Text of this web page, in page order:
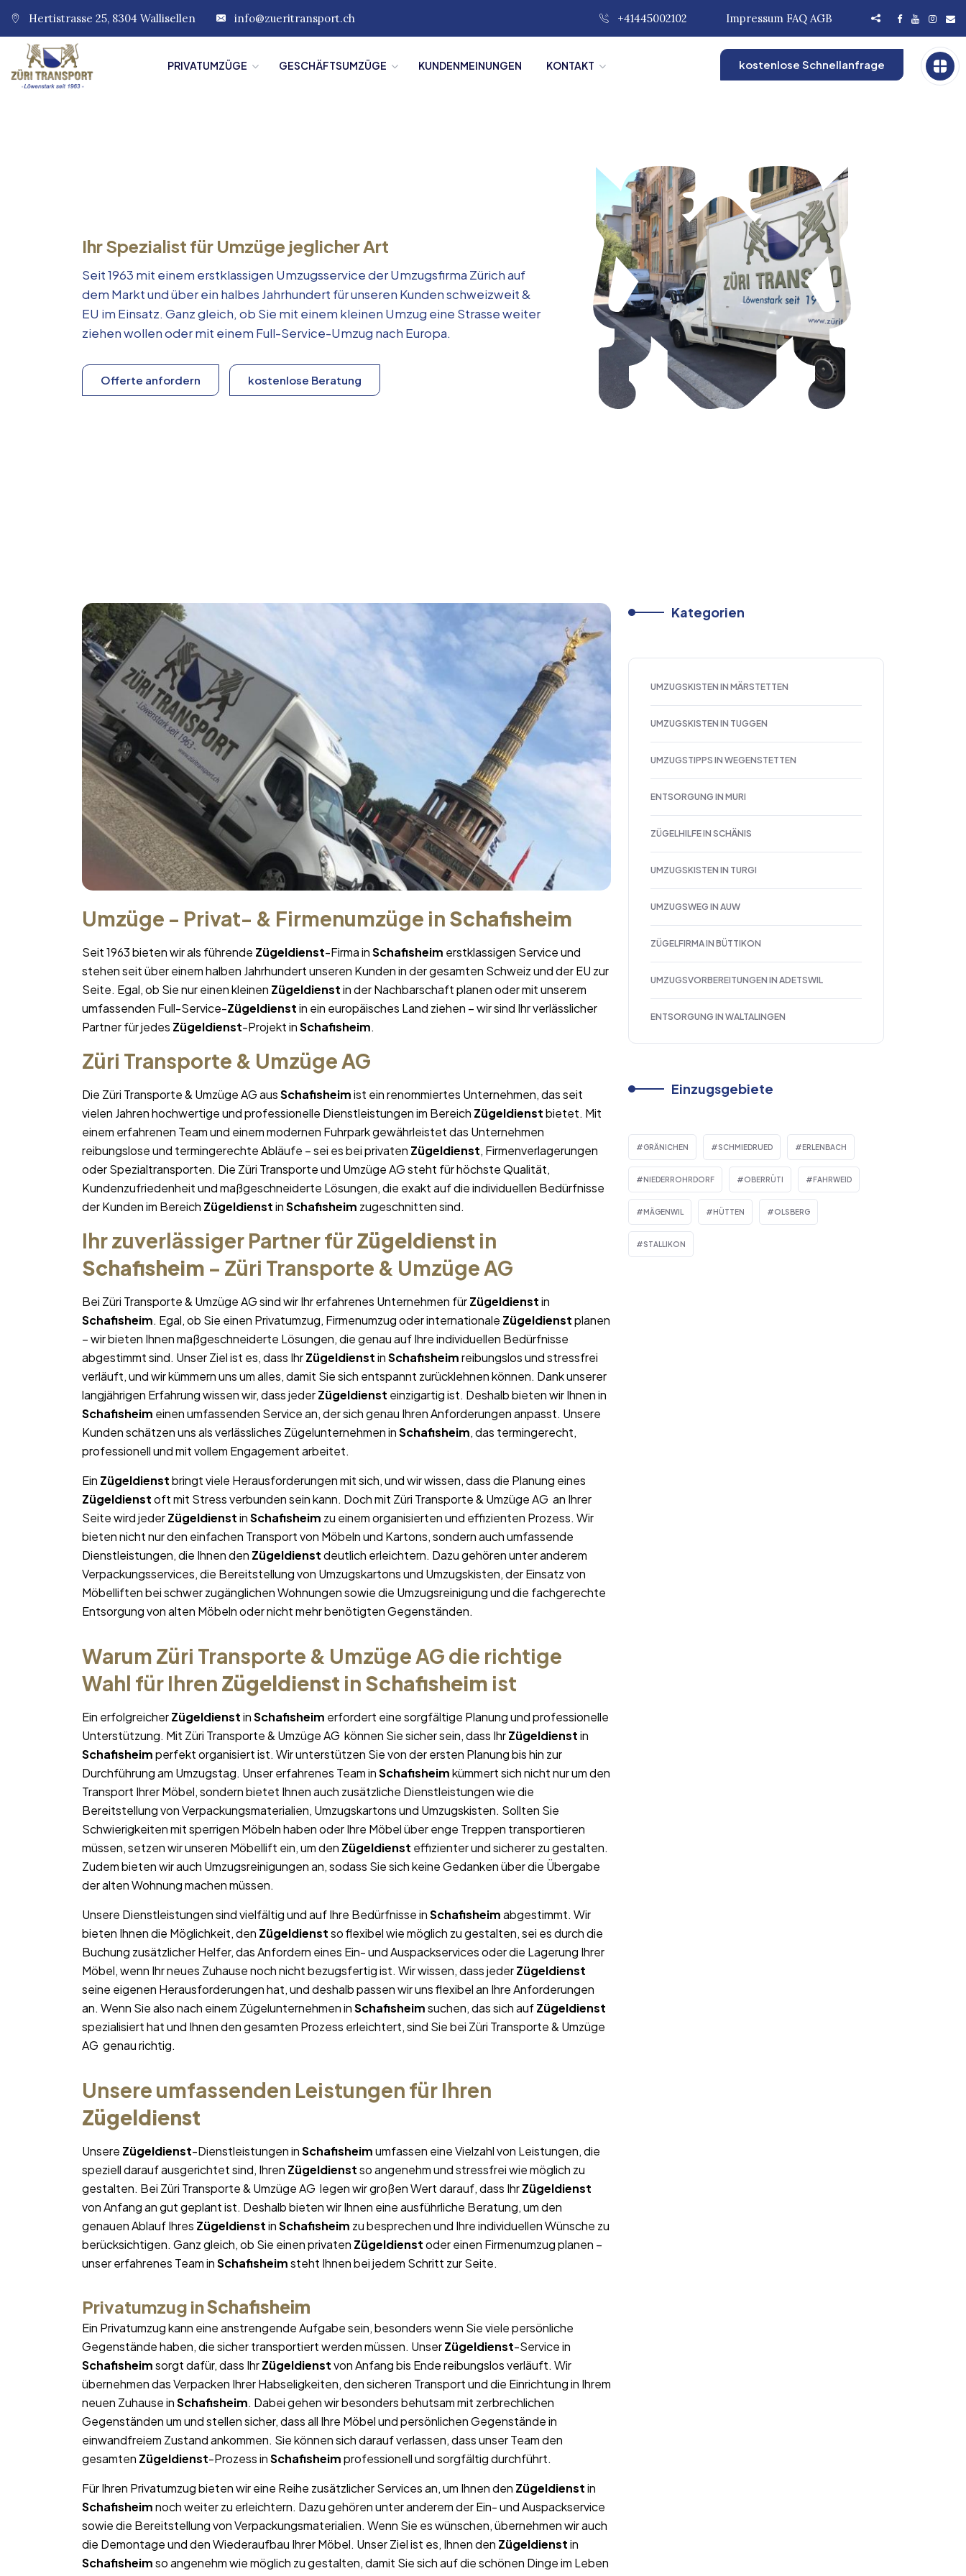
Hertistrasse 25, 8304 Wallisellen info@zueritransport.ch +41445002102 Impressum FAQ AGB
PRIVATUMZÜGE GESCHÄFTSUMZÜGE KUNDENMEINUNGEN KONTAKT kostenlose Schnellanfrage
Ihr Spezialist für Umzüge jeglicher Art
Seit 1963 mit einem erstklassigen Umzugsservice der Umzugsfirma Zürich auf
dem Markt und über ein halbes Jahrhundert für unseren Kunden schweizweit &
EU im Einsatz. Ganz gleich, ob Sie mit einem kleinen Umzug eine Strasse weiter
ziehen wollen oder mit einem Full-Service-Umzug nach Europa.
Offerte anfordern kostenlose Beratung
Umzüge - Privat- & Firmenumzüge in Schafisheim
Seit 1963 bieten wir als führende Zügeldienst-Firma inSchafisheim erstklassigen Service und
stehen seit über einem halben Jahrhundert unseren Kunden in der gesamten Schweiz und der EU zur
Seite. Egal, ob Sie nur einen kleinen Zügeldienstin der Nachbarschaft planen oder mit unserem
umfassenden Full-Service-Zügeldienstin ein europäisches Land ziehen – wir sind Ihr verlässlicher
Partner für jedes Zügeldienst-Projekt inSchafisheim.
Züri Transporte & Umzüge AG
Die Züri Transporte & Umzüge AG ausSchafisheimist ein renommiertes Unternehmen, das seit
vielen Jahren hochwertige und professionelle Dienstleistungen im Bereich Zügeldienstbietet. Mit
einem erfahrenen Team und einem modernen Fuhrpark gewährleistet das Unternehmen
reibungslose und termingerechte Abläufe – sei es bei privaten Zügeldienst, Firmenverlagerungen
oder Spezialtransporten. Die Züri Transporte und Umzüge AG steht für höchste Qualität,
Kundenzufriedenheit und maßgeschneiderte Lösungen, die exakt auf die individuellen Bedürfnisse
der Kunden im Bereich ZügeldienstinSchafisheim zugeschnitten sind.
Ihr zuverlässiger Partner fürZügeldienst in
Schafisheim – Züri Transporte & Umzüge AG
Bei Züri Transporte & Umzüge AG sind wir Ihr erfahrenes Unternehmen fürZügeldienstin
Schafisheim. Egal, ob Sie einen Privatumzug, Firmenumzug oder internationale Zügeldienstplanen
– wir bieten Ihnen maßgeschneiderte Lösungen, die genau auf Ihre individuellen Bedürfnisse
abgestimmt sind. Unser Ziel ist es, dass IhrZügeldienstinSchafisheimreibungslos und stressfrei
verläuft, und wir kümmern uns um alles, damit Sie sich entspannt zurücklehnen können. Dank unserer
langjährigen Erfahrung wissen wir, dass jederZügeldienst einzigartig ist. Deshalb bieten wir Ihnen in
Schafisheim einen umfassenden Service an, der sich genau Ihren Anforderungen anpasst. Unsere
Kunden schätzen uns als verlässliches Zügelunternehmen inSchafisheim, das termingerecht,
professionell und mit vollem Engagement arbeitet.
Ein Zügeldienstbringt viele Herausforderungen mit sich, und wir wissen, dass die Planung eines
Zügeldienstoft mit Stress verbunden sein kann. Doch mit Züri Transporte & Umzüge AG an Ihrer
Seite wird jederZügeldienstinSchafisheim zu einem organisierten und effizienten Prozess. Wir
bieten nicht nur den einfachen Transport von Möbeln und Kartons, sondern auch umfassende
Dienstleistungen, die Ihnen den Zügeldienstdeutlich erleichtern. Dazu gehören unter anderem
Verpackungsservices, die Bereitstellung von Umzugskartons und Umzugskisten, der Einsatz von
Möbelliften bei schwer zugänglichen Wohnungen sowie die Umzugsreinigung und die fachgerechte
Entsorgung von alten Möbeln oder nicht mehr benötigten Gegenständen.
Warum Züri Transporte & Umzüge AG die richtige
Wahl für Ihren Zügeldienst in Schafisheim ist
Ein erfolgreicherZügeldienstinSchafisheim erfordert eine sorgfältige Planung und professionelle
Unterstützung. Mit Züri Transporte & Umzüge AG können Sie sicher sein, dass IhrZügeldienstin
Schafisheimperfekt organisiert ist. Wir unterstützen Sie von der ersten Planung bis hin zur
Durchführung am Umzugstag. Unser erfahrenes Team inSchafisheimkümmert sich nicht nur um den
Transport Ihrer Möbel, sondern bietet Ihnen auch zusätzliche Dienstleistungen wie die
Bereitstellung von Verpackungsmaterialien, Umzugskartons und Umzugskisten. Sollten Sie
Schwierigkeiten mit sperrigen Möbeln haben oder Ihre Möbel über enge Treppen transportieren
müssen, setzen wir unseren Möbellift ein, um den Zügeldienst effizienter und sicherer zu gestalten.
Zudem bieten wir auch Umzugsreinigungen an, sodass Sie sich keine Gedanken über die Übergabe
der alten Wohnung machen müssen.
Unsere Dienstleistungen sind vielfältig und auf Ihre Bedürfnisse inSchafisheimabgestimmt. Wir
bieten Ihnen die Möglichkeit, den Zügeldienstso flexibel wie möglich zu gestalten, sei es durch die
Buchung zusätzlicher Helfer, das Anfordern eines Ein- und Auspackservices oder die Lagerung Ihrer
Möbel, wenn Ihr neues Zuhause noch nicht bezugsfertig ist. Wir wissen, dass jederZügeldienst
seine eigenen Herausforderungen hat, und deshalb passen wir uns flexibel an Ihre Anforderungen
an. Wenn Sie also nach einem Zügelunternehmen inSchafisheimsuchen, das sich aufZügeldienst
spezialisiert hat und Ihnen den gesamten Prozess erleichtert, sind Sie bei Züri Transporte & Umzüge
AG genau richtig.
Unsere umfassenden Leistungen für Ihren
Zügeldienst
Unsere Zügeldienst-Dienstleistungen inSchafisheimumfassen eine Vielzahl von Leistungen, die
speziell darauf ausgerichtet sind, Ihren Zügeldienstso angenehm und stressfrei wie möglich zu
gestalten. Bei Züri Transporte & Umzüge AG legen wir großen Wert darauf, dass IhrZügeldienst
von Anfang an gut geplant ist. Deshalb bieten wir Ihnen eine ausführliche Beratung, um den
genauen Ablauf Ihres ZügeldienstinSchafisheim zu besprechen und Ihre individuellen Wünsche zu
berücksichtigen. Ganz gleich, ob Sie einen privaten Zügeldienstoder einen Firmenumzug planen –
unser erfahrenes Team inSchafisheimsteht Ihnen bei jedem Schritt zur Seite.
Privatumzug inSchafisheim
Ein Privatumzug kann eine anstrengende Aufgabe sein, besonders wenn Sie viele persönliche
Gegenstände haben, die sicher transportiert werden müssen. UnserZügeldienst-Service in
Schafisheimsorgt dafür, dass IhrZügeldienstvon Anfang bis Ende reibungslos verläuft. Wir
übernehmen das Verpacken Ihrer Habseligkeiten, den sicheren Transport und die Einrichtung in Ihrem
neuen Zuhause inSchafisheim. Dabei gehen wir besonders behutsam mit zerbrechlichen
Gegenständen um und stellen sicher, dass all Ihre Möbel und persönlichen Gegenstände in
einwandfreiem Zustand ankommen. Sie können sich darauf verlassen, dass unser Team den
gesamten Zügeldienst-Prozess inSchafisheimprofessionell und sorgfältig durchführt.
Für Ihren Privatumzug bieten wir eine Reihe zusätzlicher Services an, um Ihnen den Zügeldienstin
Schafisheimnoch weiter zu erleichtern. Dazu gehören unter anderem der Ein- und Auspackservice
sowie die Bereitstellung von Verpackungsmaterialien. Wenn Sie es wünschen, übernehmen wir auch
die Demontage und den Wiederaufbau Ihrer Möbel. Unser Ziel ist es, Ihnen den Zügeldienstin
Schafisheimso angenehm wie möglich zu gestalten, damit Sie sich auf die schönen Dinge im Leben
Kategorien
UMZUGSKISTEN IN MÄRSTETTEN
UMZUGSKISTEN IN TUGGEN
UMZUGSTIPPS IN WEGENSTETTEN
ENTSORGUNG IN MURI
ZÜGELHILFE IN SCHÄNIS
UMZUGSKISTEN IN TURGI
UMZUGSWEG IN AUW
ZÜGELFIRMA IN BÜTTIKON
UMZUGSVORBEREITUNGEN IN ADETSWIL
ENTSORGUNG IN WALTALINGEN
Einzugsgebiete
GRÄNICHEN SCHMIEDRUED ERLENBACH
NIEDERROHRDORF OBERRÜTI FAHRWEID
MÄGENWIL HÜTTEN OLSBERG
STALLIKON